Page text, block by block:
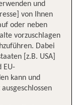
und
von Ihnen
oder neben
vorzuschlagen
Dabei
[z.B. USA]
EU-
kann und